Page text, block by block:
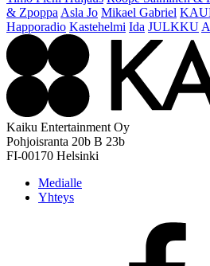
& Zpoppa Asla Jo Mikael Gabriel
Happoradio Kastehelmi Ida JULKKU
Kaiku Entertainment Oy
Pohjoisranta 20b B 23b
FI-00170 Helsinki
Medialle
Yhteys